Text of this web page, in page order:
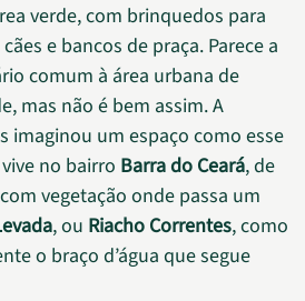
verde, com brinquedos para
e bancos de praça. Parece a
comum à área urbana de
mas não é bem assim. A
imaginou um espaço como esse
no bairro Barra do Ceará, de
vegetação onde passa um
, ou Riacho Correntes, como
o braço d’água que segue